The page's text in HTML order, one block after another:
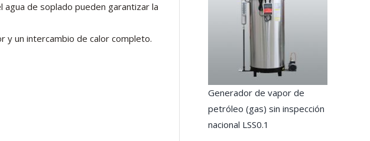
agua de soplado pueden garantizar la
y un intercambio de calor completo.
Generador de vapor de
petróleo (gas) sin inspección
nacional LSS0.1